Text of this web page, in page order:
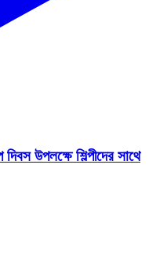
উপলক্ষে শিল্পীদের সাথে